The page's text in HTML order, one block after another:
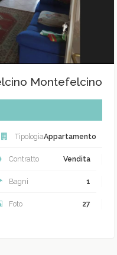
Montefelcino
TipologiaAppartamento
Contratto Vendita
Bagni 1
Foto 27